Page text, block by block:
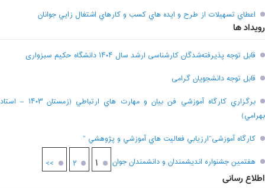
اعطاي تسهيلات از طرح و ايده هاي کسب و کارهاي اشتغال زايي جوانان
رویداد ها
قابل توجه پذیرفته‌شدگان کارشناسی ارشد سال ۱۴۰۴ دانشگاه حکیم سبزواری
قابل توجه دانشجویان گرامی
برگزاري کارگاه آموزشي فن بيان و مهارت هاي ارتباطي (زمستان ۱۴۰۳ – استاد
بهرامي)
کارگاه آموزشی”ارزيابي فعاليت هاي آموزشي و پژوهشي “
هفتمين جشنواره انديشمندان و دانشمندان جوان
۱ ۲ >>
اطلاع رسانی